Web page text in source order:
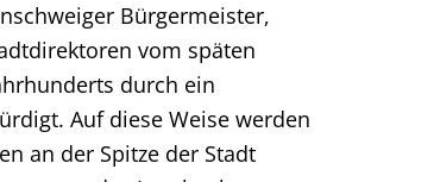
Bürgermeister,
vom späten
durch ein
Auf diese Weise werden
an der Spitze der Stadt